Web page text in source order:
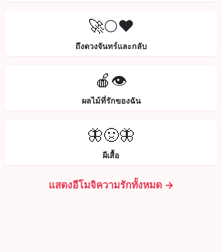
🚀🌕❤️
ถึงดวงจันทร์และกลับ
🍎👁️
ผลไม้ที่รักของฉัน
🦋🤢🦋
ผีเสื้อ
แสดงอีโมจิความรักทั้งหมด →